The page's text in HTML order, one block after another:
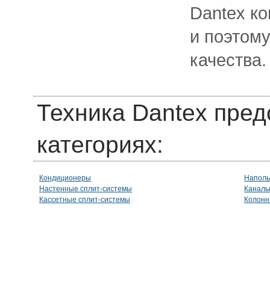
Dantex
и
качества.
Техника Dantex
категориях:
Кондиционеры
Настенные сплит-системы
Кассетные сплит-системы